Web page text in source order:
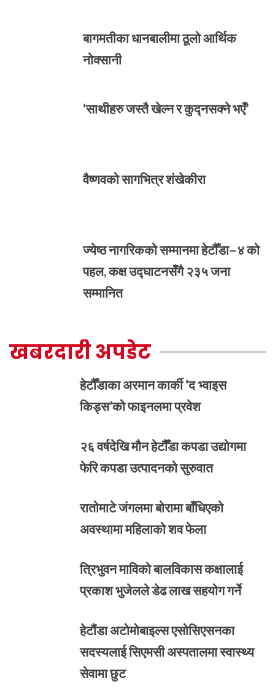
बागमतीका धानबालीमा ठूलो आर्थिक
नोक्सानी
‘साथीहरु जस्तै खेल्न र कुद्नसक्ने भएँ’
वैष्णवको सागभित्र शंखेकीरा
ज्येष्ठ नागरिकको सम्मानमा हेटौँडा–४ को
पहल, कक्ष उद्घाटनसँगै २३५ जना
सम्मानित
खबरदारी अपडेट
हेटौँडाका अरमान कार्की ‘द भ्वाइस
किड्स’को फाइनलमा प्रवेश
२६ वर्षदेखि मौन हेटौँडा कपडा उद्योगमा
फेरि कपडा उत्पादनको सुरुवात
रातोमाटे जंगलमा बोरामा बाँधिएको
अवस्थामा महिलाको शव फेला
त्रिभुवन माविको बालविकास कक्षालाई
प्रकाश भुजेलले डेढ लाख सहयोग गर्ने
हेटौंडा अटोमोबाइल्स एसोसिएसनका
सदस्यलाई सिएमसी अस्पतालमा स्वास्थ्य
सेवामा छुट